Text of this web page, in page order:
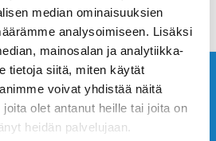
median ominaisuuksien
analysoimiseen. Lisäksi
mainosalan ja analytiikka-
tietoja siitä, miten käytät
voivat yhdistää näitä
olet antanut heille tai joita on
heidän palvelujaan.
15€/kpl (100% Kumigrippi joka
tuntuman käsille.)
(Grippi josta löytyy paras
ansiosta. Napakka
alakäsi)